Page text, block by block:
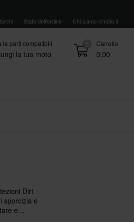
Stato dell'ordine Chi siamo xlmoto.it
0 Carrello
0,00
le parti compatibili
la tua moto
Dirt
sporcizia e
e
la vita delle